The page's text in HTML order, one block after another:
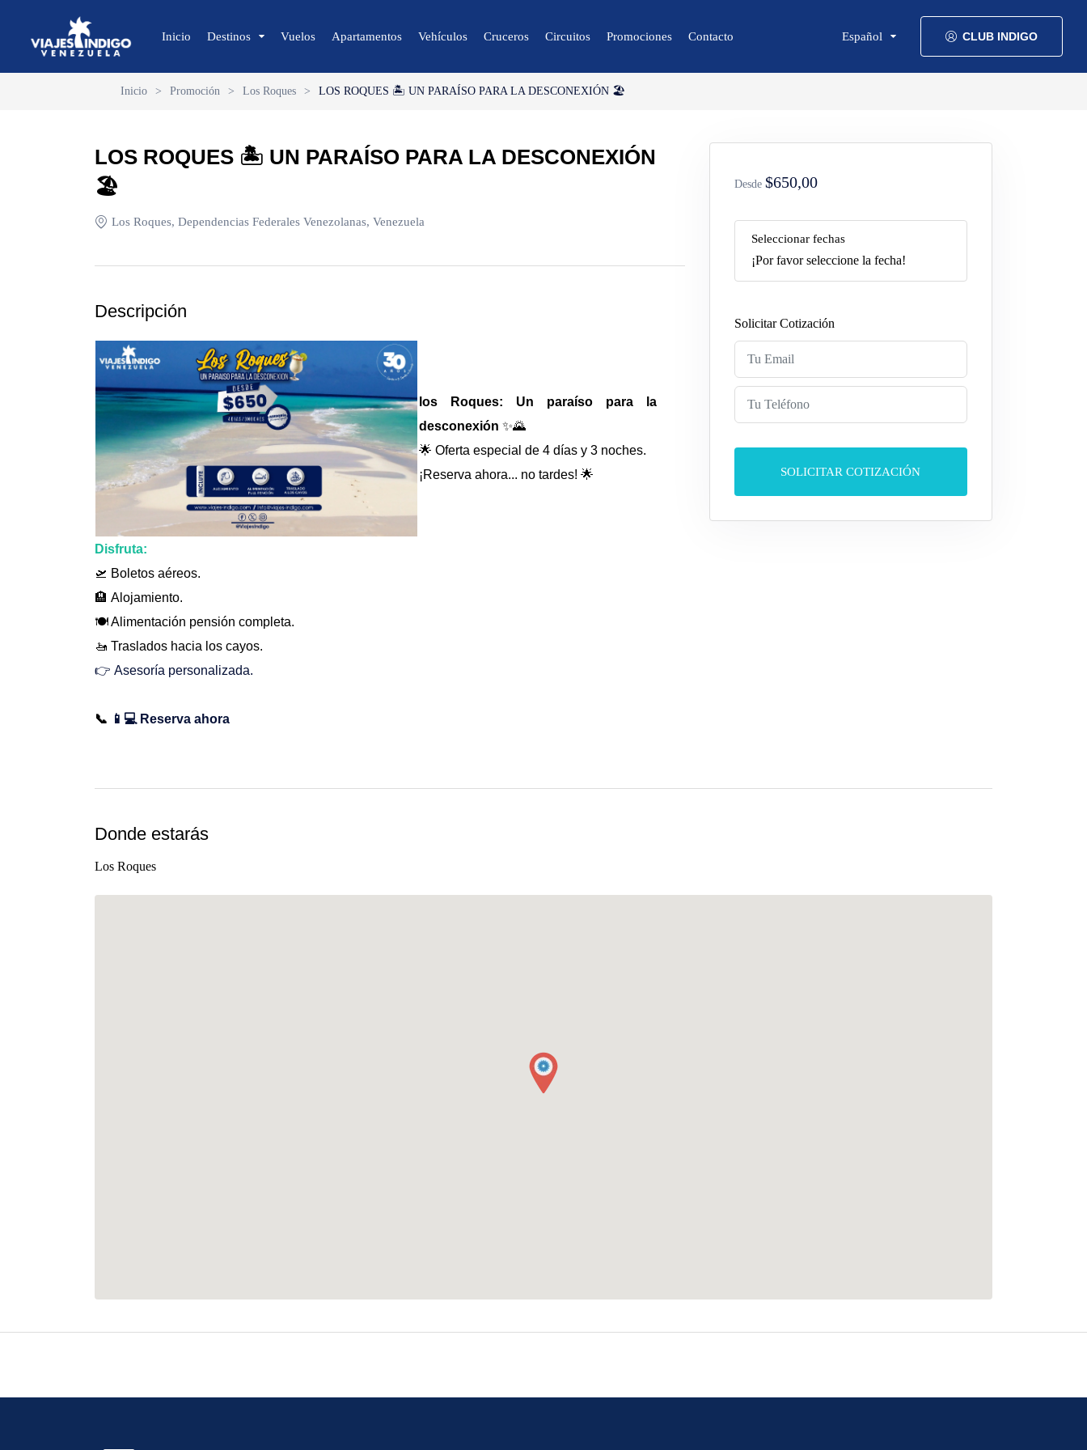
Inicio Destinos
🌴 Coche
🌴 Mochima
🌴 Caracas
Vuelos Apartamentos Vehículos Cruceros Circuitos Promociones Contacto Español CLUB INDIGO
Inicio > Promoción > Los Roques > LOS ROQUES 🏝 UN PARAÍSO PARA LA DESCONEXIÓN 🏖
LOS ROQUES 🏝 UN PARAÍSO PARA LA DESCONEXIÓN
🏖
Los Roques, Dependencias Federales Venezolanas, Venezuela
Descripción
los Roques: Un paraíso para la
desconexión ✨🌄
🌟 Oferta especial de 4 días y 3 noches.
¡Reserva ahora... no tardes! 🌟
Disfruta:
🛫 Boletos aéreos.
🏨 Alojamiento.
🍽️ Alimentación pensión completa.
🚤 Traslados hacia los cayos.
👉 Asesoría personalizada.
📞 📱💻 Reserva ahora
Desde $650,00
Seleccionar fechas
¡Por favor seleccione la fecha!
Solicitar Cotización
SOLICITAR COTIZACIÓN
Donde estarás
Los Roques